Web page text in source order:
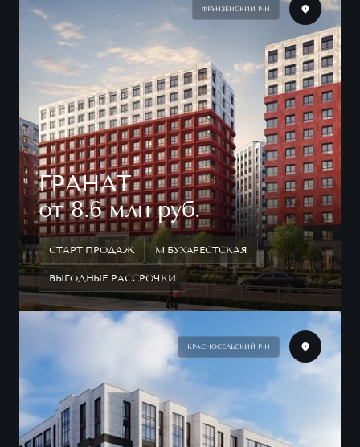
ФРУНЗЕНСКИЙ Р-Н
ГРАНАТ
от 8.6 млн руб.
СТАРТ ПРОДАЖ М.БУХАРЕСТСКАЯ
ВЫГОДНЫЕ РАССРОЧКИ
КРАСНОСЕЛЬСКИЙ Р-Н